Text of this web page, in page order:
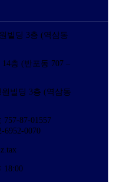
빌딩 3층 (역삼동
층 (반포동 707 –
빌딩 3층 (역삼동
87-01557
6952-0070
18:00